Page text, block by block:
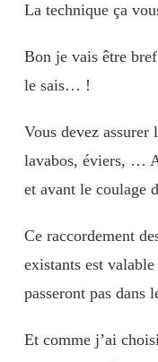
La technique ça
Bon je vais être
le sais… !
Vous devez assurer
lavabos, éviers, …
et avant le coulage
Ce raccordement
existants est
passeront pas dans
Et comme j’ai